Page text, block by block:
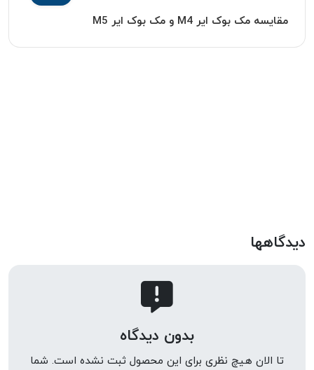
مقایسه مک بوک ایر M4 و مک بوک ایر M5
دیدگاهها
بدون دیدگاه
تا الان هیچ نظری برای این محصول ثبت نشده است. شما